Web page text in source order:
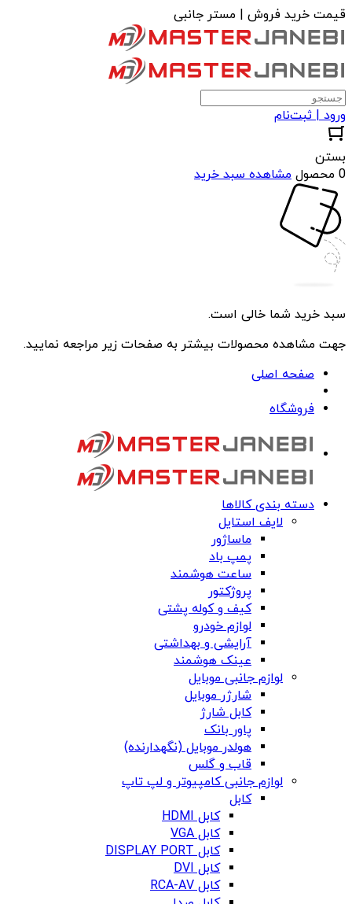
قیمت خرید فروش | مستر جانبی
ورود | ثبت‌نام
بستن
0 محصول
مشاهده سبد خرید
سبد خرید شما خالی است.
جهت مشاهده محصولات بیشتر به صفحات زیر مراجعه نمایید.
صفحه اصلی
فروشگاه
دسته بندی کالاها
لایف استایل
ماساژور
پمپ باد
ساعت هوشمند
پروژکتور
کیف و کوله پشتی
لوازم خودرو
آرایشی و بهداشتی
عینک هوشمند
لوازم جانبی موبایل
شارژر موبایل
کابل شارژ
پاور بانک
هولدر موبایل (نگهدارنده)
قاب و گلس
لوازم جانبی کامپیوتر و لپ تاپ
کابل
کابل HDMI
کابل VGA
کابل DISPLAY PORT
کابل DVI
کابل RCA-AV